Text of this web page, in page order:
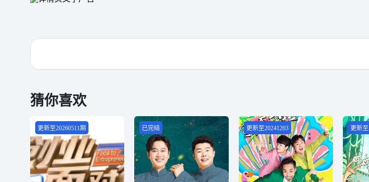
猜你喜欢
更新至20260511期 已完结 更新至20241203 更新